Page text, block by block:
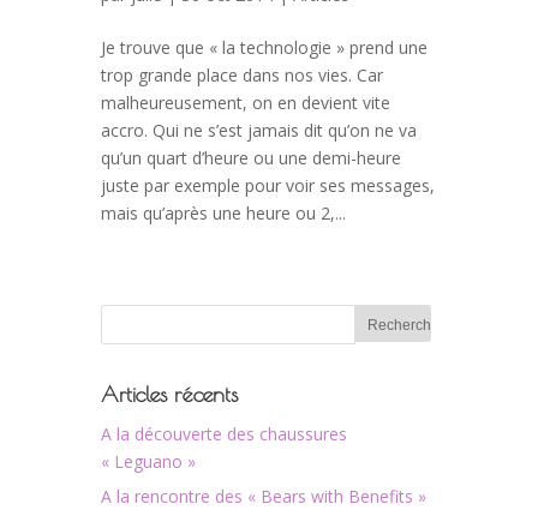
Je trouve que « la technologie » prend une
trop grande place dans nos vies. Car
malheureusement, on en devient vite
accro. Qui ne s’est jamais dit qu’on ne va
qu’un quart d’heure ou une demi-heure
juste par exemple pour voir ses messages,
mais qu’après une heure ou 2,...
Articles récents
A la découverte des chaussures
« Leguano »
A la rencontre des « Bears with Benefits »